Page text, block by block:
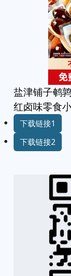
盐津铺子鹌
红卤味零食
下载链接1
下载链接2